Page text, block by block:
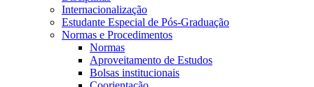
Internacionalização
Estudante Especial de Pós-Graduação
Normas e Procedimentos
Normas
Aproveitamento de Estudos
Bolsas institucionais